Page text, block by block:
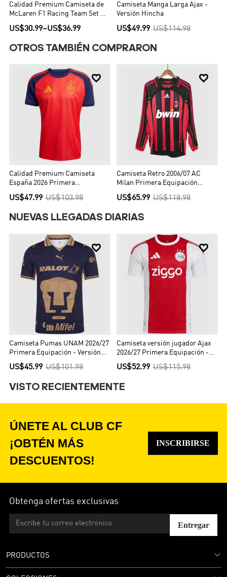
Calidad Premium Camiseta de
McLaren F1 Racing Team Set Up
T-Shirt Orange Hombre Naranja
US$30.99~US$36.99
Camiseta Manga Larga Ajax -
Versión Hincha
US$49.99 US$114.98
OTROS TAMBIÉN COMPRARON

Calidad Premium Camiseta
España 2026 Primera
Equipación Copa del Mundo -
Versión Hincha
US$47.99 US$103.98

Camiseta Retro 2006/07 AC
Milan Primera Equipación
Manga Larga Local Hombre -
Versión Hincha
US$65.99 US$118.98
NUEVAS LLEGADAS DIARIAS

Camiseta Pumas UNAM 2026/27
Primera Equipación - Versión
Hincha
US$45.99 US$101.98

Camiseta versión jugador Ajax
2026/27 Primera Equipación -
Versión Jugador
US$52.99 US$115.98
VISTO RECIENTEMENTE
ÚNETE AL CLUB CF
¡OBTÉN MÁS
DESCUENTOS!
INSCRIBIRSE
Obtenga ofertas exclusivas
Entregar
PRODUCTOS